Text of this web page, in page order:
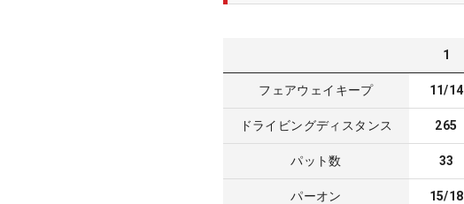
1
フェアウェイキープ 11/14
ドライビングディスタンス 265
パット数 33
パーオン 15/18